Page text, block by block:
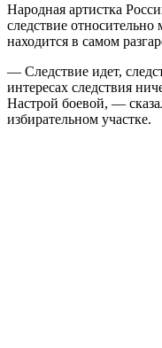
Народная артистка
следствие
находится в самом
— Следствие идет,
интересах следствия
Настрой боевой, —
избирательном участке.